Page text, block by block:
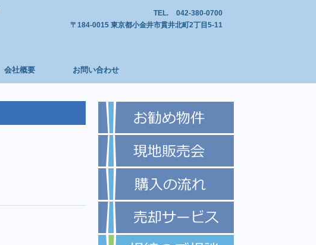
TEL.
042-380-0700
〒184-0015 東京都小金井市貫井北町2丁目5-11
会社概要 お問い合わせ